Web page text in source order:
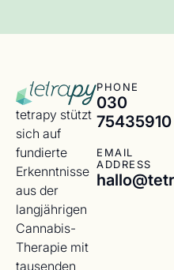
tetrapy stützt
sich auf
fundierte
Erkenntnisse
aus der
langjährigen
Cannabis-
Therapie mit
tausenden
PHONE
030
75435910
EMAIL
ADDRESS